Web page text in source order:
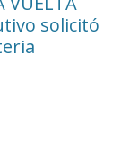
solicitó